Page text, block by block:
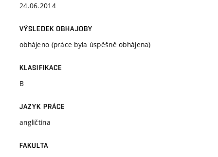
24.06.2014
VÝSLEDEK OBHAJOBY
obhájeno (práce byla úspěšně obhájena)
KLASIFIKACE
B
JAZYK PRÁCE
angličtina
FAKULTA